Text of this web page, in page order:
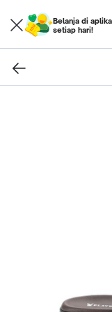
Belanja di
setiap hari!